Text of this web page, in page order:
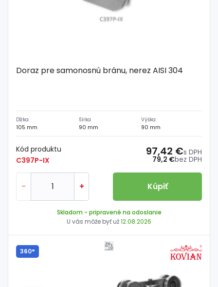
Doraz pre samonosnú bránu, nerez AISI 304
Dĺžka
105 mm
Šírka
90 mm
Výška
90 mm
Kód produktu
C397P-IX
79,2 €bez DPH
97,42 €s DPH
- + Kúpiť
Skladom - pripravené na odoslanie
U vás môže byť už12.08.2026
360°